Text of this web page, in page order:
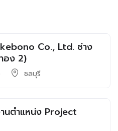
Co., Ltd. ช่าง
อง 2)
ชลบุรี
นตำแหน่ง Project